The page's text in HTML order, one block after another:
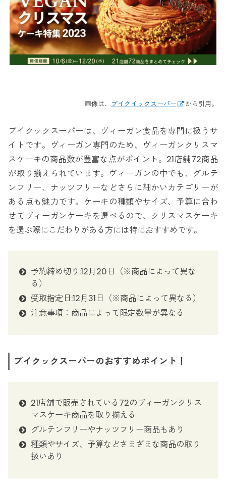
画像は、 ブイクイックスーパー から引用。
ブイクックスーパーは、ヴィーガン食品を専門に扱うサ
イトです。ヴィーガン専門のため、ヴィーガンクリスマ
スケーキの商品数が豊富な点がポイント。21店舗72商品
が取り揃えられています。ヴィーガンの中でも、グルテ
ンフリー、ナッツフリーなどさらに細かいカテゴリーが
ある点も魅力です。ケーキの種類やサイズ、予算に合わ
せてヴィーガンケーキを選べるので、クリスマスケーキ
を選ぶ際にこだわりがある方には特におすすめです。
予約締め切り:12月20日（※商品によって異な
る）
受取指定日:12月31日（※商品によって異なる）
注意事項：商品によって限定数量が異なる
ブイクックスーパーのおすすめポイント！
21店舗で販売されている72のヴィーガンクリス
マスケーキ商品を取り揃える
グルテンフリーやナッツフリー商品もあり
種類やサイズ、予算などさまざまな商品の取り
扱いあり